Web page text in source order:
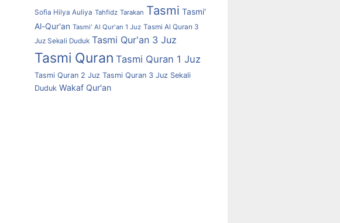
Sofia Hilya Auliya Tahfidz Tarakan Tasmi Tasmi'
Al-Qur'an Tasmi' Al Qur'an 1 Juz Tasmi Al Quran 3
Juz Sekali Duduk Tasmi Qur'an 3 Juz
Tasmi Quran Tasmi Quran 1 Juz
Tasmi Quran 2 Juz Tasmi Quran 3 Juz Sekali
Duduk Wakaf Qur'an